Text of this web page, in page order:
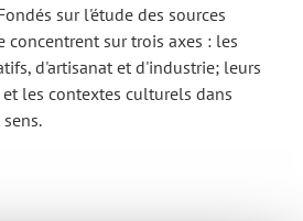
sur l'étude des sources
concentrent sur trois axes : les
d'artisanat et d'industrie; leurs
les contextes culturels dans